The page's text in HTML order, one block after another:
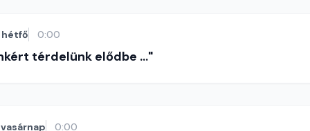
hétfő 0:00
térdelünk elődbe ..."
vasárnap 0:00